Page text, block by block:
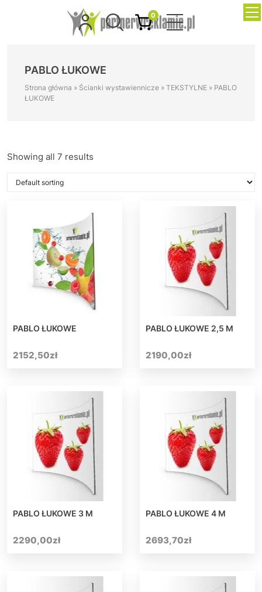
0
PABLO ŁUKOWE
Strona główna » Ścianki wystawiennicze » TEKSTYLNE » PABLO
ŁUKOWE
Showing all 7 results
PABLO ŁUKOWE
2152,50zł
PABLO ŁUKOWE 2,5 M
2190,00zł
PABLO ŁUKOWE 3 M
2290,00zł
PABLO ŁUKOWE 4 M
2693,70zł